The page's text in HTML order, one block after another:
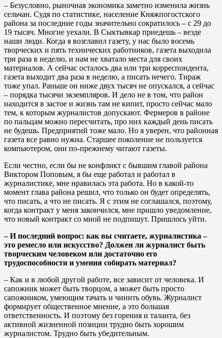
– Безусловно, рыночная экономика заметно изменила жизнь
сельчан. Судя по статистике, население Княжпогостского
района за последние годы значительно сократилось – с 29 до
19 тысяч. Многие уехали. В Сыктывкар приедешь – везде
наши люди. Когда я возглавил газету, у нас было восемь
творческих и пять технических работников, газета выходила
три раза в неделю, и нам не хватало места для своих
материалов. А сейчас осталось два или три корреспондента,
газета выходит два раза в неделю, а писать нечего. Тираж
тоже упал. Раньше он ниже двух тысяч не опускался, а сейчас
– порядка тысячи экземпляров. И дело не в том, что район
находится в застое и жизнь там не кипит, просто сейчас мало
тем, к которым журналистов допускают. Фермеров в районе
по пальцам можно пересчитать, про них каждый день писать
не будешь. Предприятий тоже мало. Но я уверен, что районная
газета все равно нужна. Старшее поколение не пользуется
компьютером, они по-прежнему читают газеты.
Если честно, если бы не конфликт с бывшим главой района
Виктором Поповым, я бы еще работал и работал в
журналистике, мне нравилась эта работа. Но в какой-то
момент глава района решил, что только он будет определять,
что писать, а что не писать. Я с этим не соглашался, поэтому,
когда контракт у меня закончился, мне пришло уведомление,
что новый контракт со мной не подпишут. Пришлось уйти.
– И последний вопрос: как вы считаете, журналистика –
это ремесло или искусство? Должен ли журналист быть
творческим человеком или достаточно его
трудоспособности и умения собирать материал?
– Как и в любой другой работе, все зависит от человека. И
сапожник может быть творцом, а может быть просто
сапожником, умеющим тачать и чинить обувь. Журналист
формирует общественное мнение, а это большая
ответственность. И поэтому без горения и таланта, без
активной жизненной позиции трудно быть хорошим
журналистом. Трудно быть убедительным.